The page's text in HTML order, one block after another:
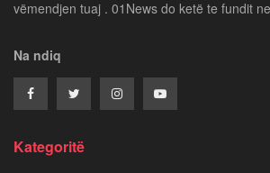
vëmendjen tuaj . 01News do ketë te fundit
Na ndiq
Kategoritë